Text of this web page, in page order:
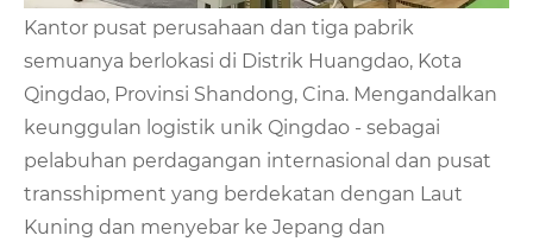
Kantor pusat perusahaan dan tiga pabrik
semuanya berlokasi di Distrik Huangdao, Kota
Qingdao, Provinsi Shandong, Cina. Mengandalkan
keunggulan logistik unik Qingdao - sebagai
pelabuhan perdagangan internasional dan pusat
transshipment yang berdekatan dengan Laut
Kuning dan menyebar ke Jepang dan